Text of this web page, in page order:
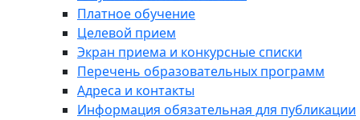
Платное обучение
Целевой прием
Экран приема и конкурсные списки
Перечень образовательных программ
Адреса и контакты
Информация обязательная для публикации